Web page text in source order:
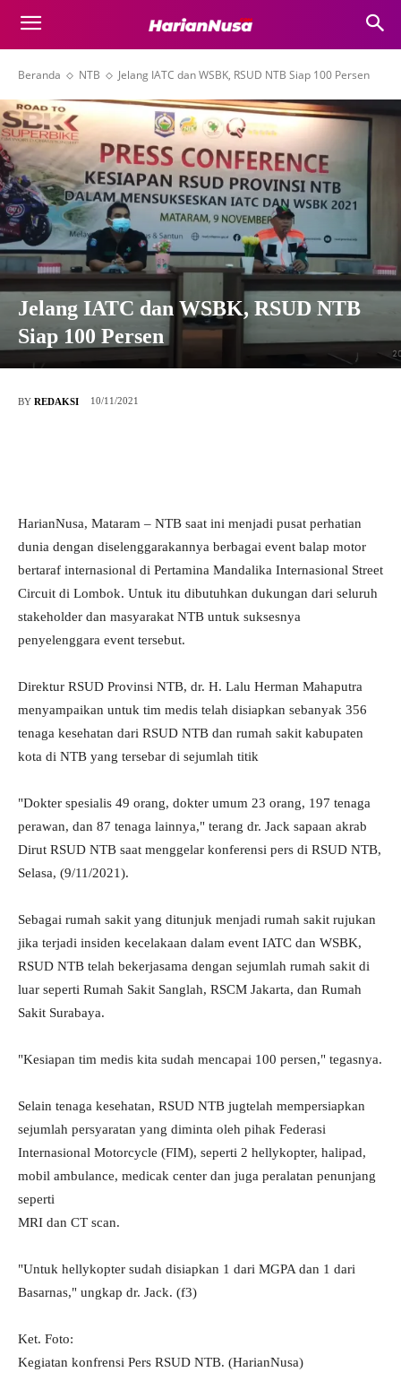
Beranda NTB Jelang IATC dan WSBK, RSUD NTB Siap 100 Persen
Jelang IATC dan WSBK, RSUD NTB
Siap 100 Persen
BY REDAKSI 10/11/2021
HarianNusa, Mataram – NTB saat ini menjadi pusat perhatian
dunia dengan diselenggarakannya berbagai event balap motor
bertaraf internasional di Pertamina Mandalika Internasional Street
Circuit di Lombok. Untuk itu dibutuhkan dukungan dari seluruh
stakeholder dan masyarakat NTB untuk suksesnya
penyelenggara event tersebut.
Direktur RSUD Provinsi NTB, dr. H. Lalu Herman Mahaputra
menyampaikan untuk tim medis telah disiapkan sebanyak 356
tenaga kesehatan dari RSUD NTB dan rumah sakit kabupaten
kota di NTB yang tersebar di sejumlah titik
"Dokter spesialis 49 orang, dokter umum 23 orang, 197 tenaga
perawan, dan 87 tenaga lainnya," terang dr. Jack sapaan akrab
Dirut RSUD NTB saat menggelar konferensi pers di RSUD NTB,
Selasa, (9/11/2021).
Sebagai rumah sakit yang ditunjuk menjadi rumah sakit rujukan
jika terjadi insiden kecelakaan dalam event IATC dan WSBK,
RSUD NTB telah bekerjasama dengan sejumlah rumah sakit di
luar seperti Rumah Sakit Sanglah, RSCM Jakarta, dan Rumah
Sakit Surabaya.
"Kesiapan tim medis kita sudah mencapai 100 persen," tegasnya.
Selain tenaga kesehatan, RSUD NTB jugtelah mempersiapkan
sejumlah persyaratan yang diminta oleh pihak Federasi
Internasional Motorcycle (FIM), seperti 2 hellykopter, halipad,
mobil ambulance, medicak center dan juga peralatan penunjang
seperti
MRI dan CT scan.
"Untuk hellykopter sudah disiapkan 1 dari MGPA dan 1 dari
Basarnas," ungkap dr. Jack. (f3)
Ket. Foto:
Kegiatan konfrensi Pers RSUD NTB. (HarianNusa)